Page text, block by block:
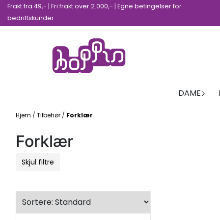
Hopp til innhold
Frakt fra 49,- | Fri frakt over 2.000,- | Egne betingelser for
bedriftskunder
DAME
Hjem / Tilbehør / Forklær
Forklær
Skjul filtre